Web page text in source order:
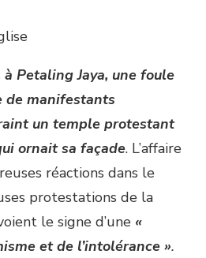
Petaling Jaya, une foule
de manifestants
un temple protestant
ornait sa façade. L’affaire
réactions dans le
protestations de la
le signe d’une «
et de l’intolérance ».